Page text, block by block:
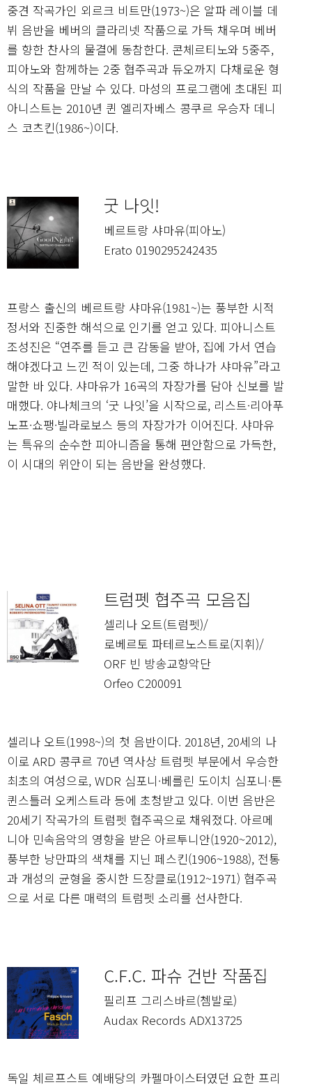
중견 작곡가인 외르크 비트만(1973~)은 알파 레이블 데
뷔 음반을 베버의 클라리넷 작품으로 가득 채우며 베버
를 향한 찬사의 물결에 동참한다. 콘체르티노와 5중주,
피아노와 함께하는 2중 협주곡과 듀오까지 다채로운 형
식의 작품을 만날 수 있다. 마성의 프로그램에 초대된 피
아니스트는 2010년 퀸 엘리자베스 콩쿠르 우승자 데니
스 코츠킨(1986~)이다.
굿 나잇!
베르트랑 샤마유(피아노)
Erato 0190295242435
프랑스 출신의 베르트랑 샤마유(1981~)는 풍부한 시적
정서와 진중한 해석으로 인기를 얻고 있다. 피아니스트
조성진은 “연주를 듣고 큰 감동을 받아, 집에 가서 연습
해야겠다고 느낀 적이 있는데, 그중 하나가 샤마유”라고
말한 바 있다. 샤마유가 16곡의 자장가를 담아 신보를 발
매했다. 야나체크의 ‘굿 나잇’을 시작으로, 리스트·리아푸
노프·쇼팽·빌라로보스 등의 자장가가 이어진다. 샤마유
는 특유의 순수한 피아니즘을 통해 편안함으로 가득한,
이 시대의 위안이 되는 음반을 완성했다.
트럼펫 협주곡 모음집
셀리나 오트(트럼펫)/
로베르토 파테르노스트로(지휘)/
ORF 빈 방송교향악단
Orfeo C200091
셀리나 오트(1998~)의 첫 음반이다. 2018년, 20세의 나
이로 ARD 콩쿠르 70년 역사상 트럼펫 부문에서 우승한
최초의 여성으로, WDR 심포니·베를린 도이치 심포니·톤
퀸스틀러 오케스트라 등에 초청받고 있다. 이번 음반은
20세기 작곡가의 트럼펫 협주곡으로 채워졌다. 아르메
니아 민속음악의 영향을 받은 아르투니안(1920~2012),
풍부한 낭만파의 색채를 지닌 페스킨(1906~1988), 전통
과 개성의 균형을 중시한 드장클로(1912~1971) 협주곡
으로 서로 다른 매력의 트럼펫 소리를 선사한다.
C.F.C. 파슈 건반 작품집
필리프 그리스바르(쳄발로)
Audax Records ADX13725
독일 체르프스트 예배당의 카펠마이스터였던 요한 프리